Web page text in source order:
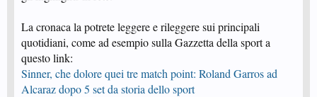
La cronaca la potrete leggere e rileggere sui principali
quotidiani, come ad esempio sulla Gazzetta della sport a
questo link:
Sinner, che dolore quei tre match point: Roland Garros ad
Alcaraz dopo 5 set da storia dello sport